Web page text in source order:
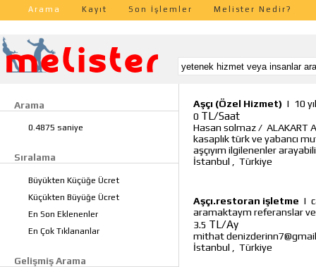
Arama Kayıt Son İşlemler Melister Nedir?
Arama
0.4875 saniye
Sıralama
Büyükten Küçüğe Ücret
Küçükten Büyüğe Ücret
En Son Eklenenler
En Çok Tıklananlar
Gelişmiş Arama
Aşçı (Özel Hizmet) | 10
0 TL/Saat
Hasan solmaz/ ALAKART
kasaplık türk ve yabancı
aşçıyım ilgilenenler
İstanbul
Türkiye
Aşçı.restoran işletme |
aramaktaym referanslar
3.5 TL/Ay
mithat
İstanbul
Türkiye